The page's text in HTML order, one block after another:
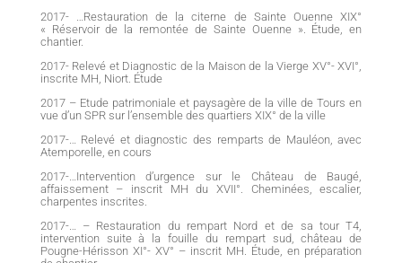
2017- …Restauration de la citerne de Sainte Ouenne XIX°
« Réservoir de la remontée de Sainte Ouenne ». Étude, en
chantier.
2017- Relevé et Diagnostic de la Maison de la Vierge XV°- XVI°,
inscrite MH, Niort. Étude
2017 – Etude patrimoniale et paysagère de la ville de Tours en
vue d’un SPR sur l’ensemble des quartiers XIX° de la ville
2017-… Relevé et diagnostic des remparts de Mauléon, avec
Atemporelle, en cours
2017-…Intervention d’urgence sur le Château de Baugé,
affaissement – inscrit MH du XVII°. Cheminées, escalier,
charpentes inscrites.
2017-… – Restauration du rempart Nord et de sa tour T4,
intervention suite à la fouille du rempart sud, château de
Pougne-Hérisson XI°- XV° – inscrit MH. Étude, en préparation